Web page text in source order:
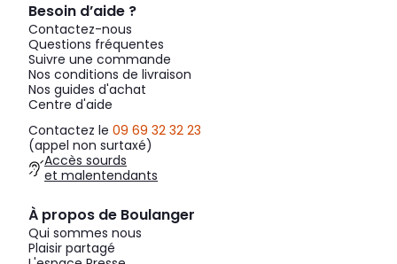
Besoin d’aide ?
Contactez-nous
Questions fréquentes
Suivre une commande
Nos conditions de livraison
Nos guides d'achat
Centre d'aide
Contactez le 09 69 32 32 23
(appel non surtaxé)
Accès sourds
et malentendants
À propos de Boulanger
Qui sommes nous
Plaisir partagé